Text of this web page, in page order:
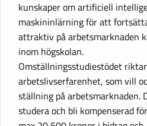
kunskaper om artificiell
maskininlärning för att
attraktiv på arbetsmarknaden
inom högskolan.
Omställningsstudiestödet
arbetslivserfarenhet, som vill
ställning på arbetsmarknaden.
studera och bli kompenserad